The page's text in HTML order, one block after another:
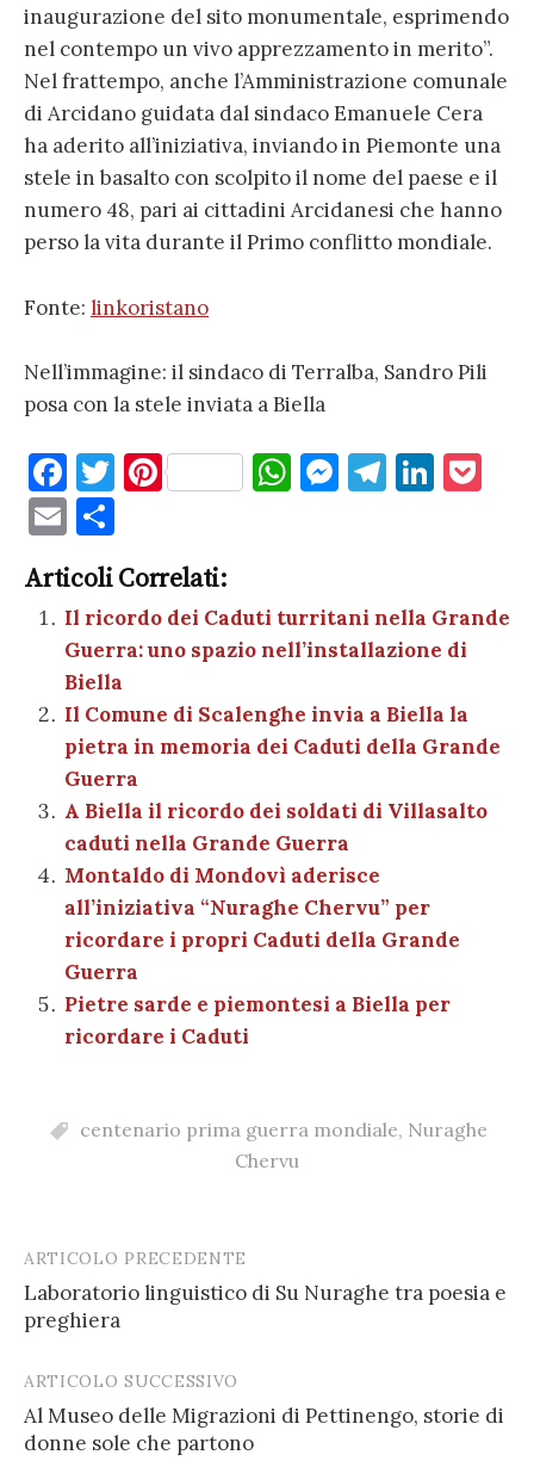
inaugurazione del sito monumentale, esprimendo
nel contempo un vivo apprezzamento in merito”.
Nel frattempo, anche l’Amministrazione comunale
di Arcidano guidata dal sindaco Emanuele Cera
ha aderito all’iniziativa, inviando in Piemonte una
stele in basalto con scolpito il nome del paese e il
numero 48, pari ai cittadini Arcidanesi che hanno
perso la vita durante il Primo conflitto mondiale.
Fonte: linkoristano
Nell’immagine: il sindaco di Terralba, Sandro Pili
posa con la stele inviata a Biella
F
a
c
e
b
o
o
k
T
te
r
Pi
es
t
W
A
p
p
M
g
er
T
a
m
Li
dI
n
et
E
m
ai
l
n
di
vi
di
Articoli Correlati:
Il ricordo dei Caduti turritani nella Grande
Guerra: uno spazio nell’installazione di
Biella
Il Comune di Scalenghe invia a Biella la
pietra in memoria dei Caduti della Grande
Guerra
A Biella il ricordo dei soldati di Villasalto
caduti nella Grande Guerra
Montaldo di Mondovì aderisce
all’iniziativa “Nuraghe Chervu” per
ricordare i propri Caduti della Grande
Guerra
Pietre sarde e piemontesi a Biella per
ricordare i Caduti
centenario prima guerra mondiale, Nuraghe
Chervu
Post
navigation
ARTICOLO PRECEDENTE
Laboratorio linguistico di Su Nuraghe tra poesia e
preghiera
ARTICOLO SUCCESSIVO
Al Museo delle Migrazioni di Pettinengo, storie di
donne sole che partono